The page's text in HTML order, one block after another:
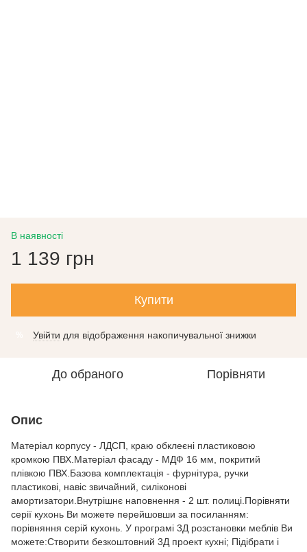
В наявності
1 139 грн
Купити
Увійти для відображення накопичувальної знижки
До обраного Порівняти
Опис
Матеріал корпусу - ЛДСП, краю обклеєні пластиковою
кромкою ПВХ.Матеріал фасаду - МДФ 16 мм, покритий
плівкою ПВХ.Базова комплектація - фурнітура, ручки
пластикові, навіс звичайний, силіконові
амортизатори.Внутрішнє наповнення - 2 шт. полиці.Порівняти
серії кухонь Ви можете перейшовши за посиланням:
порівняння серій кухонь. У програмі 3Д розстановки меблів Ви
можете:Створити безкоштовний 3Д проект кухні; Підібрати і